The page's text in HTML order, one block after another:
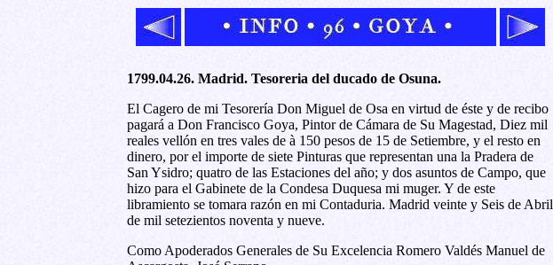
1799.04.26. Madrid. Tesoreria del ducado de Osuna.
El Cagero de mi Tesorería Don Miguel de Osa en virtud de éste y de recibo
pagará a Don Francisco Goya, Pintor de Cámara de Su Magestad, Diez mil
reales vellón en tres vales de à 150 pesos de 15 de Setiembre, y el resto en
dinero, por el importe de siete Pinturas que representan una la Pradera de
San Ysidro; quatro de las Estaciones del año; y dos asuntos de Campo, que
hizo para el Gabinete de la Condesa Duquesa mi muger. Y de este
libramiento se tomara razón en mi Contaduria. Madrid veinte y Seis de Abril
de mil setezientos noventa y nueve.
Como Apoderados Generales de Su Excelencia Romero Valdés Manuel de